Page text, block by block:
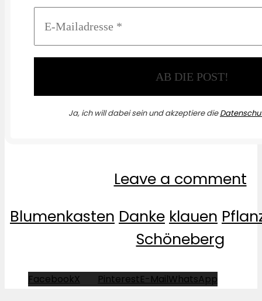
Ja, ich will dabei sein und akzeptiere die
Leave a comment
Blumenkasten Danke klauen
Schöneberg
FacebookX PinterestE-MailWhatsApp